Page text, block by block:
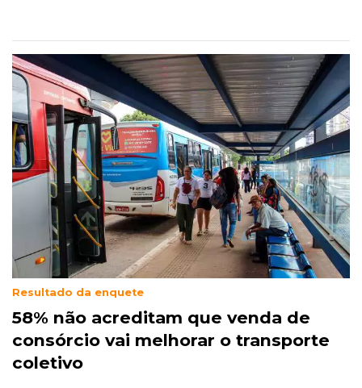
Resultado da enquete
58% não acreditam que venda de
consórcio vai melhorar o transporte
coletivo